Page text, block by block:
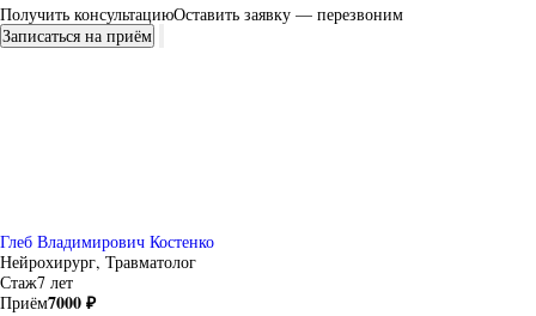
Получить консультациюОставить заявку — перезвоним
Записаться на приём
Глеб Владимирович Костенко
Нейрохирург, Травматолог
Стаж7 лет
Приём7000 ₽